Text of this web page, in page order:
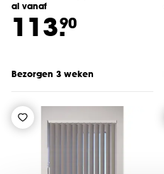
al vanaf
113.90
Bezorgen 3 weken